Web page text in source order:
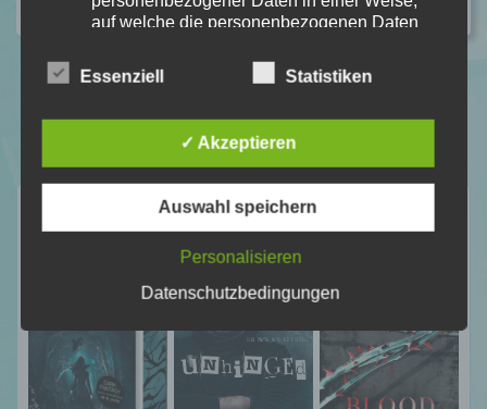
Neuste Rezensionen
auf welche die personenbezogenen Daten
Informationen nicht mehr einer spezifischen
betroffenen Person zugeordnet werden
Informationen gesondert aufbewahrt werden
und technischen und organisatorischen
dass die personenbezogenen Daten nicht
einer identifizierten oder identifizierbaren
Verantwortlicher
Verantwortlicher oder für die Verarbeitung
Essenziell Statistiken
✓ Akzeptieren
Auswahl speichern
Personalisieren
Datenschutzbedingungen